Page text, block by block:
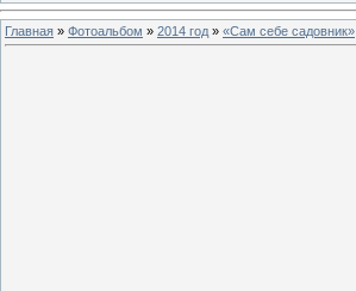
Главная » Фотоальбом » 2014 год » «Сам себе садовник»